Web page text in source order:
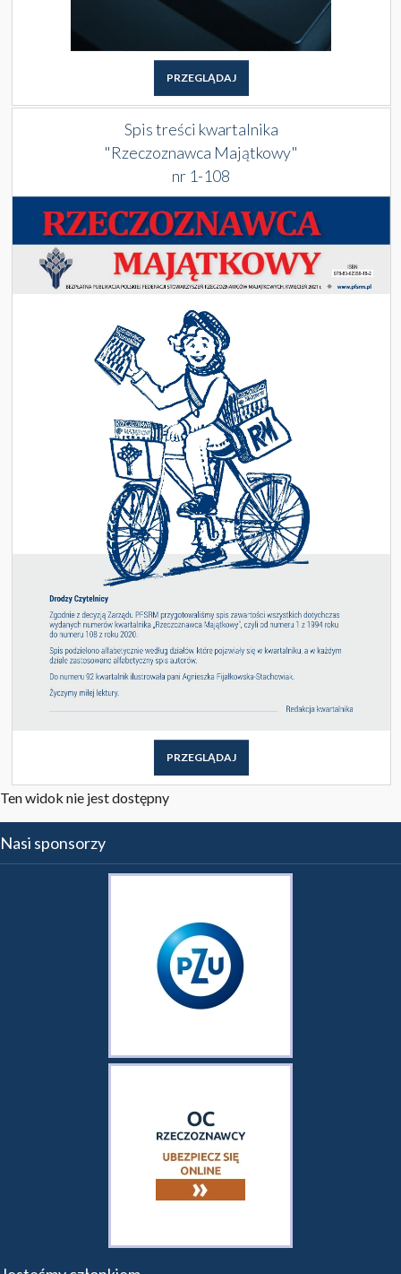
PRZEGLĄDAJ
Spis treści kwartalnika
"Rzeczoznawca Majątkowy"
nr 1-108
PRZEGLĄDAJ
Ten widok nie jest dostępny
Nasi sponsorzy